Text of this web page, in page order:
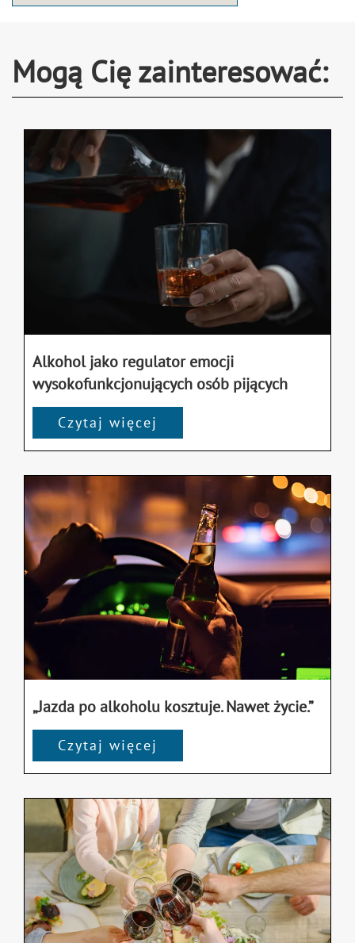
Mogą Cię zainteresować:
Alkohol jako regulator emocji
wysokofunkcjonujących osób pijących
Czytaj więcej
„Jazda po alkoholu kosztuje. Nawet życie.”
Czytaj więcej